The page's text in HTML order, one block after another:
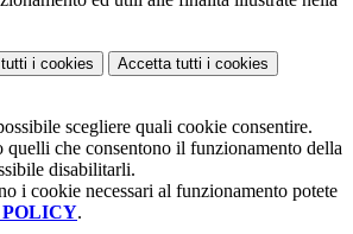
i cookies Accetta tutti i cookies
scegliere quali cookie consentire.
quelli che consentono il funzionamento della
disabilitarli.
i cookie necessari al funzionamento potete
.